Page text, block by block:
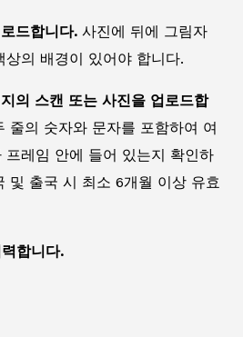
드합니다. 사진에 뒤에 그림자
의 배경이 있어야 합니다.
의 스캔 또는 사진을 업로드합
줄의 숫자와 문자를 포함하여 여
프레임 안에 들어 있는지 확인하
및 출국 시 최소 6개월 이상 유효
합니다.